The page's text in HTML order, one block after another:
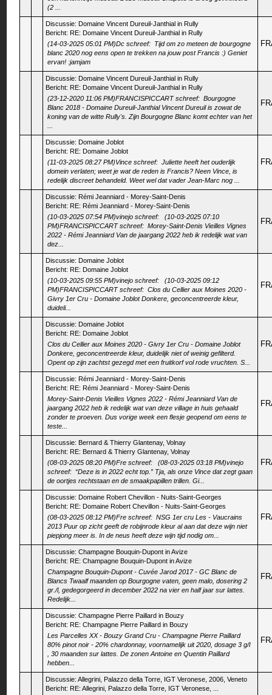
(2 ...
Discussie: Domaine Vincent Dureuil-Janthial in Rully
Bericht: RE: Domaine Vincent Dureuil-Janthial in Rully
(14-03-2025 05:01 PM)Dc schreef: Tijd om zo meteen de bourgogne
blanc 2020 nog eens open te trekken na jouw post Francis :) Geniet
ervan! :jamjam
Discussie: Domaine Vincent Dureuil-Janthial in Rully
Bericht: RE: Domaine Vincent Dureuil-Janthial in Rully
(23-12-2020 11:06 PM)FRANCISPICCART schreef: Bourgogne
Blanc 2018 - Domaine Dureuil-Janthial Vincent Dureuil is zowat de
koning van de witte Rully's. Zijn Bourgogne Blanc komt echter van het
Discussie: Domaine Joblot
Bericht: RE: Domaine Joblot
(11-03-2025 08:27 PM)Vince schreef: Juliette heeft het ouderlijk
domein verlaten; weet je wat de reden is Francis? Neen Vince, is
redelijk discreet behandeld. Weet wel dat vader Jean-Marc nog ...
Discussie: Rémi Jeanniard - Morey-Saint-Denis
Bericht: RE: Rémi Jeanniard - Morey-Saint-Denis
(10-03-2025 07:54 PM)vinejo schreef: (10-03-2025 07:10
PM)FRANCISPICCART schreef: Morey-Saint-Denis Vieilles Vignes
2022 - Rémi Jeanniard Van de jaargang 2022 heb ik redelijk wat van
dez...
Discussie: Domaine Joblot
Bericht: RE: Domaine Joblot
(10-03-2025 09:55 PM)vinejo schreef: (10-03-2025 09:12
PM)FRANCISPICCART schreef: Clos du Cellier aux Moines 2020 -
Givry 1er Cru - Domaine Joblot Donkere, geconcentreerde kleur,
duideli...
Discussie: Domaine Joblot
Bericht: RE: Domaine Joblot
Clos du Cellier aux Moines 2020 - Givry 1er Cru - Domaine Joblot
Donkere, geconcentreerde kleur, duidelijk niet of weinig gefilterd.
Opent op zijn zachtst gezegd met een fruitkorf vol rode vruchten. S...
Discussie: Rémi Jeanniard - Morey-Saint-Denis
Bericht: RE: Rémi Jeanniard - Morey-Saint-Denis
Morey-Saint-Denis Vieilles Vignes 2022 - Rémi Jeanniard Van de
jaargang 2022 heb ik redelijk wat van deze village in huis gehaald
zonder te proeven. Dus vorige week een flesje geopend om eens te
teste...
Discussie: Bernard & Thierry Glantenay, Volnay
Bericht: RE: Bernard & Thierry Glantenay, Volnay
(08-03-2025 08:20 PM)Fre schreef: (08-03-2025 03:18 PM)vinejo
schreef: “Deze is in 2022 echt top.” Tja, als onze Vince dat zegt gaan
de oortjes rechtstaan en de smaakpapillen trillen. Gi...
Discussie: Domaine Robert Chevillon - Nuits-Saint-Georges
Bericht: RE: Domaine Robert Chevillon - Nuits-Saint-Georges
(08-03-2025 08:12 PM)Fre schreef: NSG 1er cru Les - Vaucrains
2013 Puur op zicht geeft de robijnrode kleur al aan dat deze wijn niet
piepjong meer is. In de neus heeft deze wijn tijd nodig om...
Discussie:Champagne Bouquin-Dupont in Avize
Bericht: RE: Champagne Bouquin-Dupont in Avize
Champagne Bouquin-Dupont - Cuvée Jarod 2017 - GC Blanc de
Blancs Twaalf maanden op Bourgogne vaten, geen malo, dosering 2
gr./l, gedegorgeerd in december 2022 na vier en half jaar sur lattes.
Redelijk...
Discussie:Champagne Pierre Paillard in Bouzy
Bericht: RE: Champagne Pierre Paillard in Bouzy
Les Parcelles XX - Bouzy Grand Cru - Champagne Pierre Paillard
80% pinot noir - 20% chardonnay, voornamelijk uit 2020, dosage 3 g/l
, 30 maanden sur lattes. De zonen Antoine en Quentin Paillard
hebben...
Discussie:Allegrini, Palazzo della Torre, IGT Veronese, 2006, Veneto
Bericht: RE: Allegrini, Palazzo della Torre, IGT Veronese, ...